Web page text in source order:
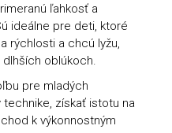
ľahkosť a
ideálne pre deti, ktoré
rýchlosti a chcú lyžu,
oblúkoch.
pre mladých
získať istotu na
k výkonnostným